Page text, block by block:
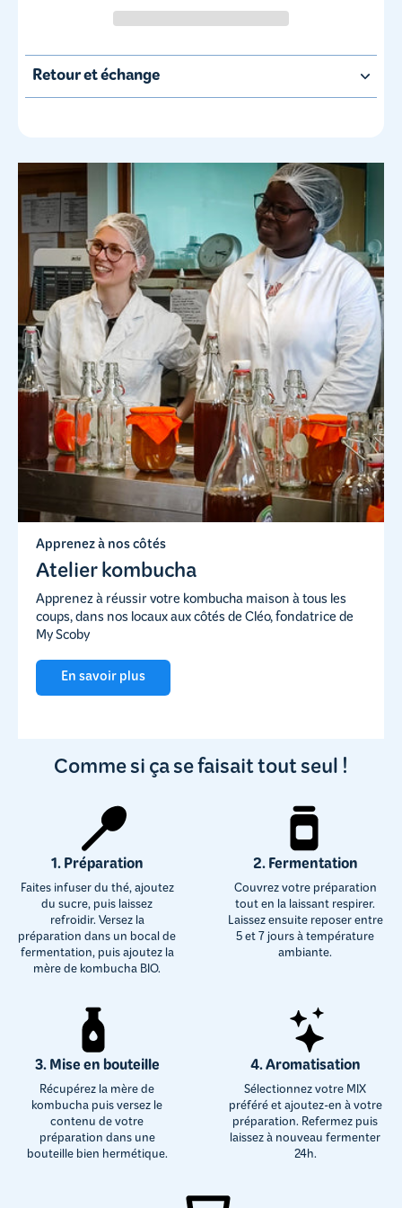
Retour et échange
gratuit après expédition, sauf en cas de non-conformité
Voir politique de retour et remboursement >
Apprenez à nos côtés
Atelier kombucha
Apprenez à réussir votre kombucha maison à tous les
coups, dans nos locaux aux côtés de Cléo, fondatrice de
My Scoby
En savoir plus
Comme si ça se faisait tout seul !
1. Préparation
Faites infuser du thé, ajoutez
du sucre, puis laissez
refroidir. Versez la
préparation dans un bocal de
fermentation, puis ajoutez la
mère de kombucha BIO.
2. Fermentation
Couvrez votre préparation
tout en la laissant respirer.
Laissez ensuite reposer entre
5 et 7 jours à température
ambiante.
3. Mise en bouteille
Récupérez la mère de
kombucha puis versez le
contenu de votre
préparation dans une
bouteille bien hermétique.
4. Aromatisation
Sélectionnez votre MIX
préféré et ajoutez-en à votre
préparation. Refermez puis
laissez à nouveau fermenter
24h.